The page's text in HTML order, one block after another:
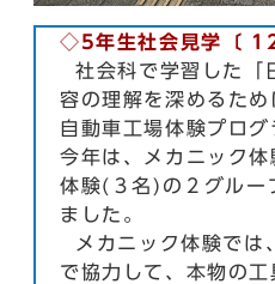
◇5年生社会見学〔
社会科で学習した「
容の理解を深めるた
自動車工場体験プログ
今年は、メカニック
体験(３名)の２グルー
ました。
メカニック体験では
で協力して、本物の